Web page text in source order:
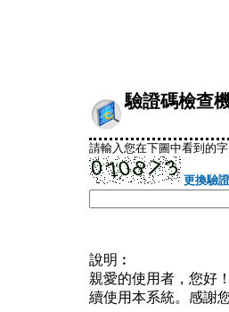
驗證碼檢查
請輸入您在下圖中看到的
更換驗
說明︰
親愛的使用者，您好
續使用本系統。感謝